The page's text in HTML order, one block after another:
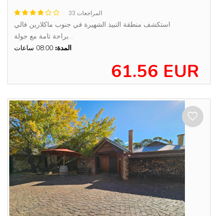
33 المراجعات
استكشف منطقة النبيذ الشهيرة في جنوب ماكلارين فالي
براحة تامة مع جولة...
المدة:
61.56 EUR